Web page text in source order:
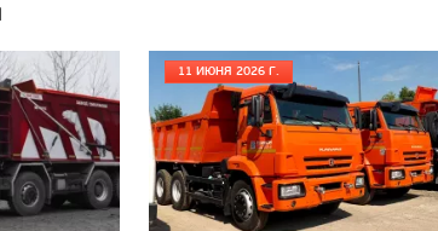
11 ИЮНЯ 2026 Г.